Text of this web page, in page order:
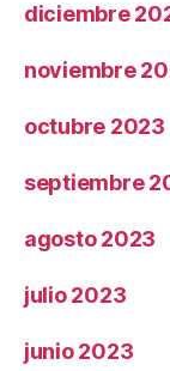
diciembre
noviembre
octubre 2023
septiembre
agosto 2023
julio 2023
junio 2023